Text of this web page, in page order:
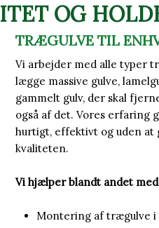
OG
TRÆGULVE TIL
Vi arbejder med alle typer
lægge massive gulve,
gammelt gulv, der skal
også af det. Vores erfaring
hurtigt, effektivt og uden at
kvaliteten.
Vi hjælper blandt andet
Montering af trægulve